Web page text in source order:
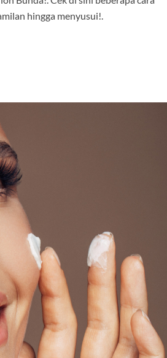
hingga menyusui!.